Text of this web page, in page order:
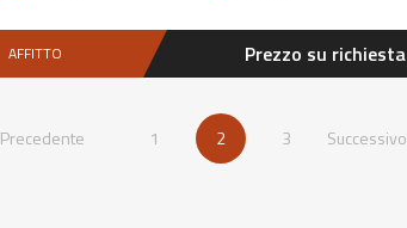
AFFITTO Prezzo su richiesta
Precedente 1 2 3 Successivo